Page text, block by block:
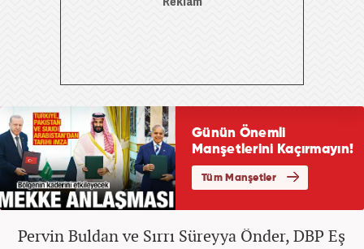
Pervin Buldan ve Sırrı Süreyya Önder, DBP Eş